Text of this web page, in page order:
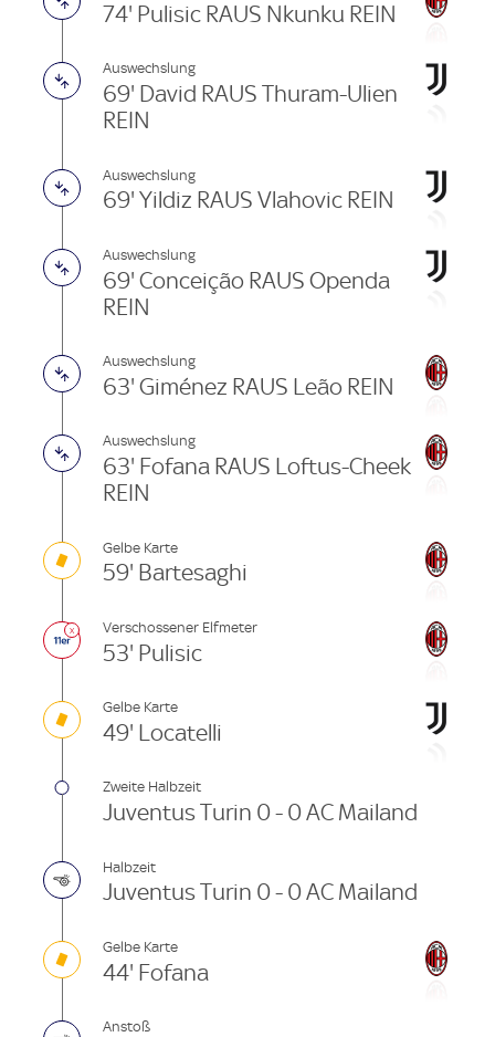
74' Pulisic RAUS Nkunku REIN
Auswechslung
69' David RAUS Thuram-Ulien
REIN
Auswechslung
69' Yildiz RAUS Vlahovic REIN
Auswechslung
69' Conceição RAUS Openda
REIN
Auswechslung
63' Giménez RAUS Leão REIN
Auswechslung
63' Fofana RAUS Loftus-Cheek
REIN
Gelbe Karte
59' Bartesaghi
Verschossener Elfmeter
53' Pulisic
Gelbe Karte
49' Locatelli
Zweite Halbzeit
Juventus Turin 0 - 0 AC Mailand
Halbzeit
Juventus Turin 0 - 0 AC Mailand
Gelbe Karte
44' Fofana
Anstoß